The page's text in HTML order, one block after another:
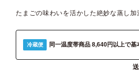
たまごの味わいを活かした絶妙な蒸し加
冷蔵便 同一温度帯商品 8,640円以上で基